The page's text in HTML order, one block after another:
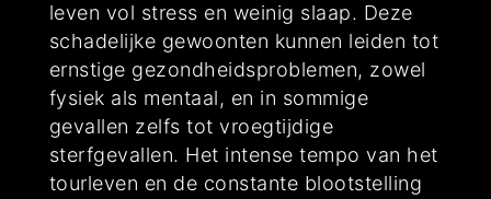
leven vol stress en weinig slaap. Deze
schadelijke gewoonten kunnen leiden tot
ernstige gezondheidsproblemen, zowel
fysiek als mentaal, en in sommige
gevallen zelfs tot vroegtijdige
sterfgevallen. Het intense tempo van het
tourleven en de constante blootstelling